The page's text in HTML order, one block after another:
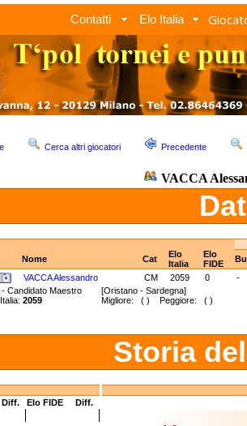
Contatti Elo Italia
Cerca altri giocatori Precedente
VACCA
Nome Cat
Elo
Italia
Elo
FIDE
VACCA Alessandro
CM 2059 0
-
- Candidato Maestro [Oristano - Sardegna]
2059 Migliore: ( ) Peggiore: ( )
Storia
Diff. Elo FIDE Diff.